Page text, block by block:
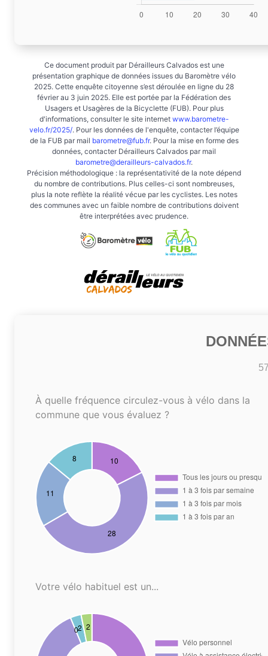
Ce document produit par Dérailleurs Calvados est une
présentation graphique de données issues du Baromètre vélo
2025. Cette enquête citoyenne s’est déroulée en ligne du 28
février au 3 juin 2025. Elle est portée par la Fédération des
Usagers et Usagères de la Bicyclette (FUB). Pour plus
d'informations, consulter le site internet www.barometre-
velo.fr/2025/. Pour les données de l'enquête, contacter l’équipe
de la FUB par mail barometre@fub.fr. Pour la mise en forme des
données, contacter Dérailleurs Calvados par mail
barometre@derailleurs-calvados.fr.
Précision méthodologique : la représentativité de la note dépend
du nombre de contributions. Plus celles-ci sont nombreuses,
plus la note reflète la réalité vécue par les cyclistes. Les notes
des communes avec un faible nombre de contributions doivent
être interprétées avec prudence.
À quelle fréquence circulez-vous à vélo dans la
commune que vous évaluez ?
Votre vélo habituel est un...